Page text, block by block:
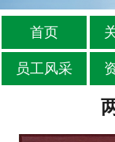
首页
员工风采